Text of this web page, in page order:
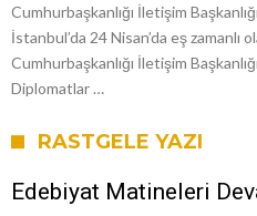
Cumhurbaşkanlığı İletişim
İstanbul’da 24 Nisan’da eş zamanlı
Cumhurbaşkanlığı İletişim
Diplomatlar …
RASTGELE YAZI
Edebiyat Matineleri